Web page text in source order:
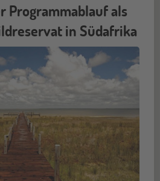
Programmablauf als
in Südafrika